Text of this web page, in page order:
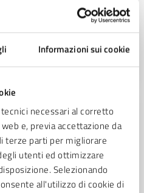
Informazioni sui cookie
necessari al corretto
e, previa accettazione da
terze parti per migliorare
utenti ed ottimizzare
Selezionando
all'utilizzo di cookie di